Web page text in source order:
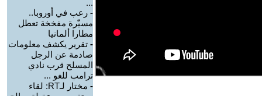
...
- رعب في أوروبا..
مسيّرة مفخخة تعطل
مطارا ألمانيا
- تقرير يكشف معلومات
صادمة عن الرجل
المسلح قرب نادي
ترامب للغو ...
-
مختار لـRT: لقاء